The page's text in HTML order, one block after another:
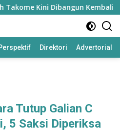
Kini Dibangun Kembali
Direktori Advertorial
Tutup Galian C
5 Saksi Diperiksa